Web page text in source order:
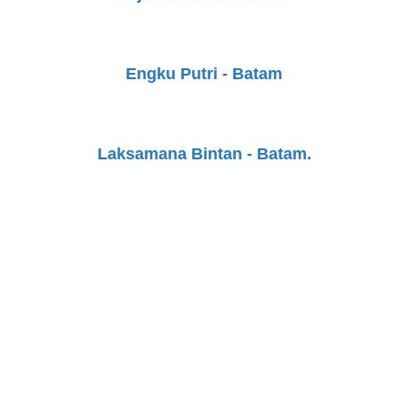
Engku Putri - Batam
Laksamana Bintan - Batam.